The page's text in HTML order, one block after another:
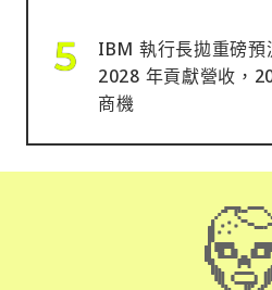
IBM 執行長拋重磅
2028 年貢獻營收，
商機